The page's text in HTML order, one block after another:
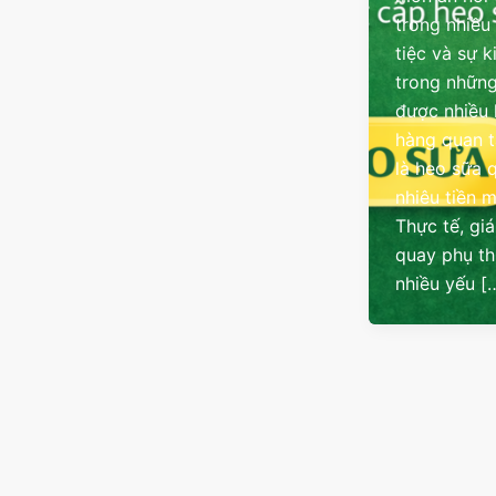
trong nhiều
tiệc và sự
trong
được nhiều
hàng quan
là heo sữa
nhiêu tiền
Thực tế,
quay phụ
nhiều yếu